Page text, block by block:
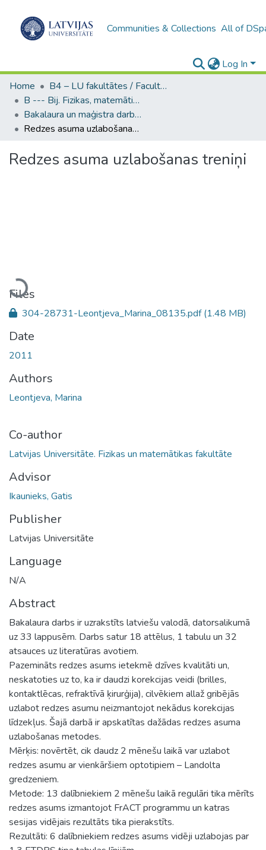
Communities & Collections All of
Log In
Home
B4 – LU fakultātes / Faculties of the UL
B --- Bij. Fizikas, matemātikas un optometrijas fakultātes studentu noslēguma darbi / Faculty of Physics, Mathematics and Optometry - Graduate works
Bakalaura un maģistra darbi (FMOF) / Bachelor's and Master's theses
Redzes asuma uzlabošanas treniņi
Redzes asuma uzlabošanas treniņi
Loading...
Files
304-28731-Leontjeva_Marina_08135.pdf(1.48 MB)
Date
2011
Authors
Leontjeva, Marina
Co-author
Latvijas Universitāte. Fizikas un matemātikas fakultāte
Advisor
Ikaunieks, Gatis
Publisher
Latvijas Universitāte
Language
N/A
Abstract
Bakalaura darbs ir uzrakstīts latviešu valodā, datorsalikumā
uz 33 lappusēm. Darbs satur 18 attēlus, 1 tabulu un 32
atsauces uz literatūras avotiem.
Pazemināts redzes asums ietekmē dzīves kvalitāti un,
neskatoties uz to, ka ir daudzi korekcijas veidi (brilles,
kontaktlēcas, refraktīvā ķirurģija), cilvēkiem allaž gribējās
uzlabot redzes asumu neizmantojot nekādus korekcijas
līdzekļus. Šajā darbā ir apskatītas dažādas redzes asuma
uzlabošanas metodes.
Mērķis: novērtēt, cik daudz 2 mēnešu laikā var uzlabot
redzes asumu ar vienkāršiem optotipiem – Landolta
gredzeniem.
Metode: 13 dalībniekiem 2 mēnešu laikā regulāri tika mērīts
redzes asums izmantojot FrACT programmu un katras
sesijas vidējais rezultāts tika pierakstīts.
Rezultāti: 6 dalībniekiem redzes asums vidēji uzlabojas par